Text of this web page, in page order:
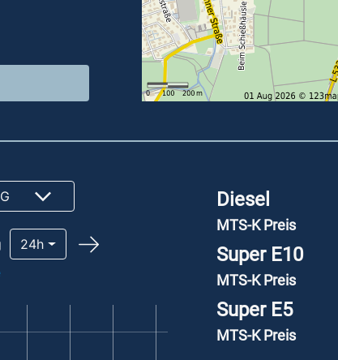
Diesel
MTS-K Preis
Super E10
MTS-K Preis
Super E5
MTS-K Preis
24h